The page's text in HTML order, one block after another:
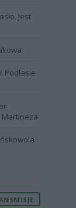
Jest
Podlasie
Martíneza